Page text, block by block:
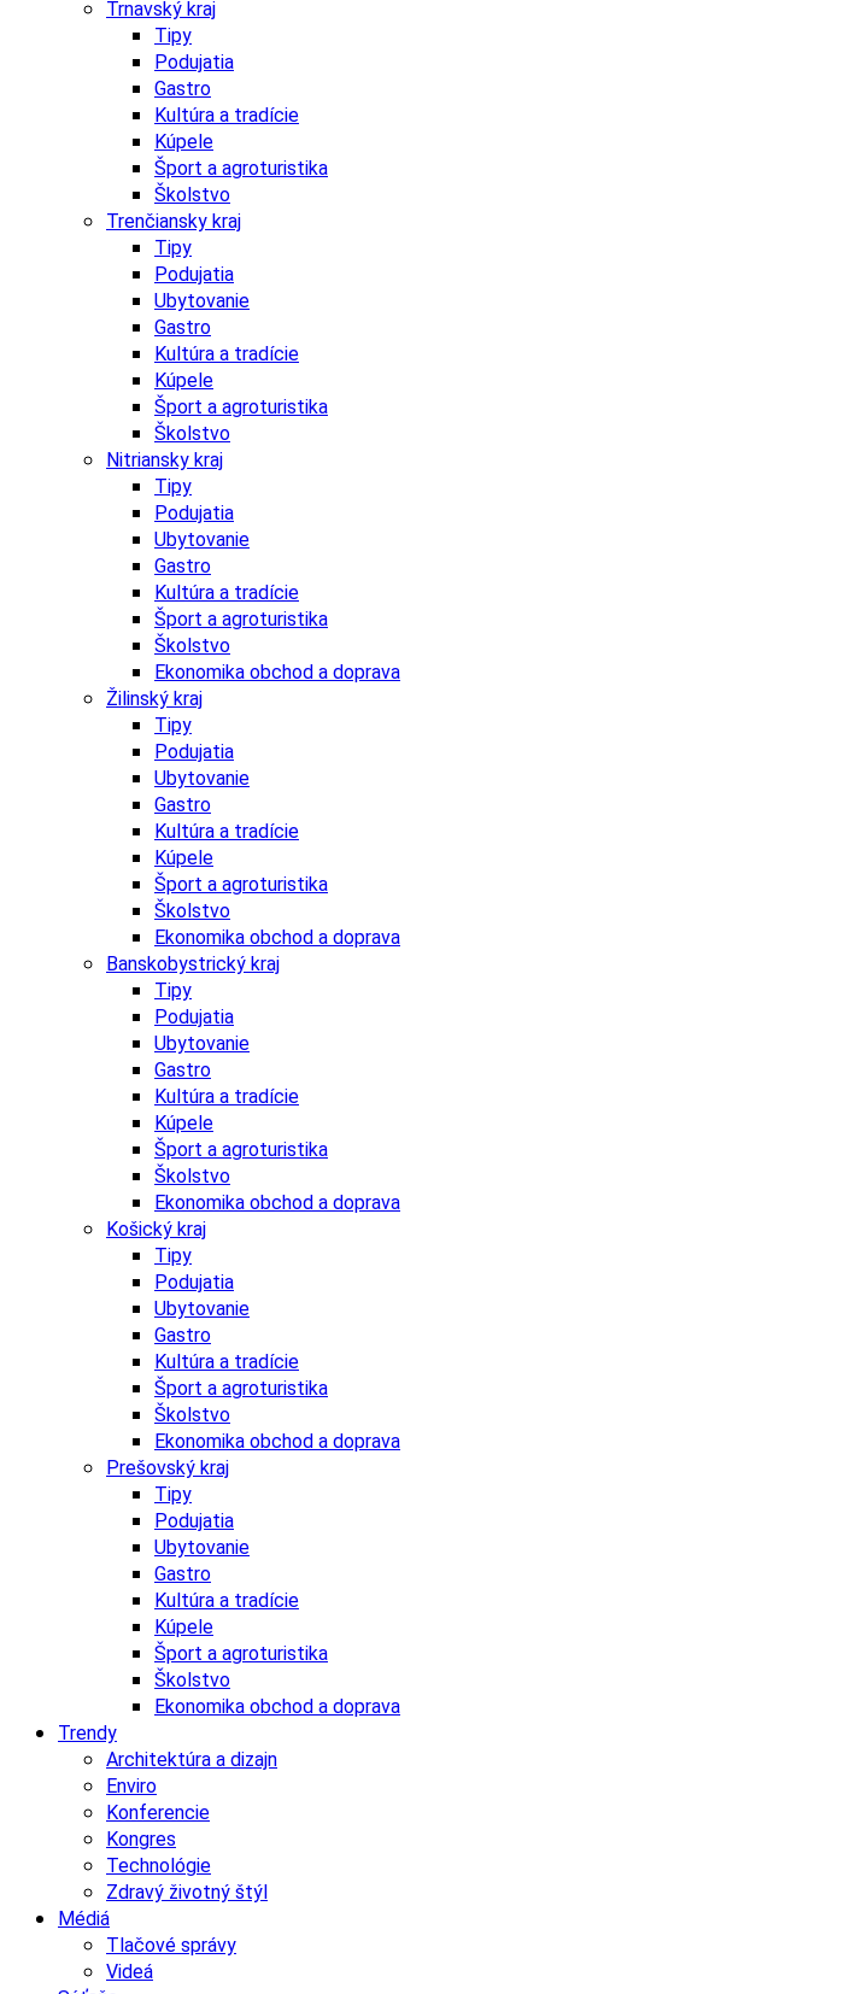
Trnavský kraj
Tipy
Podujatia
Gastro
Kultúra a tradície
Kúpele
Šport a agroturistika
Školstvo
Trenčiansky kraj
Tipy
Podujatia
Ubytovanie
Gastro
Kultúra a tradície
Kúpele
Šport a agroturistika
Školstvo
Nitriansky kraj
Tipy
Podujatia
Ubytovanie
Gastro
Kultúra a tradície
Šport a agroturistika
Školstvo
Ekonomika obchod a doprava
Žilinský kraj
Tipy
Podujatia
Ubytovanie
Gastro
Kultúra a tradície
Kúpele
Šport a agroturistika
Školstvo
Ekonomika obchod a doprava
Banskobystrický kraj
Tipy
Podujatia
Ubytovanie
Gastro
Kultúra a tradície
Kúpele
Šport a agroturistika
Školstvo
Ekonomika obchod a doprava
Košický kraj
Tipy
Podujatia
Ubytovanie
Gastro
Kultúra a tradície
Šport a agroturistika
Školstvo
Ekonomika obchod a doprava
Prešovský kraj
Tipy
Podujatia
Ubytovanie
Gastro
Kultúra a tradície
Kúpele
Šport a agroturistika
Školstvo
Ekonomika obchod a doprava
Trendy
Architektúra a dizajn
Enviro
Konferencie
Kongres
Technológie
Zdravý životný štýl
Médiá
Tlačové správy
Videá